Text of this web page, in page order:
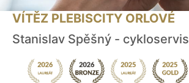
VÍTĚZ PLEBISCITY ORLOVÉ
Stanislav Spěšný - cykloservis